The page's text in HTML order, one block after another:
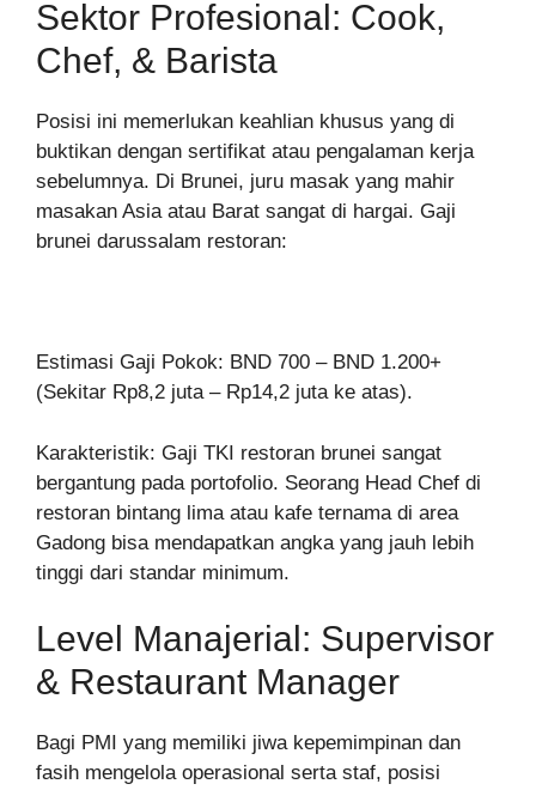
Sektor Profesional: Cook,
Chef, & Barista
Posisi ini memerlukan keahlian khusus yang di
buktikan dengan sertifikat atau pengalaman kerja
sebelumnya. Di Brunei, juru masak yang mahir
masakan Asia atau Barat sangat di hargai. Gaji
brunei darussalam restoran:
Estimasi Gaji Pokok: BND 700 – BND 1.200+
(Sekitar Rp8,2 juta – Rp14,2 juta ke atas).
Karakteristik: Gaji TKI restoran brunei sangat
bergantung pada portofolio. Seorang Head Chef di
restoran bintang lima atau kafe ternama di area
Gadong bisa mendapatkan angka yang jauh lebih
tinggi dari standar minimum.
Level Manajerial: Supervisor
& Restaurant Manager
Bagi PMI yang memiliki jiwa kepemimpinan dan
fasih mengelola operasional serta staf, posisi